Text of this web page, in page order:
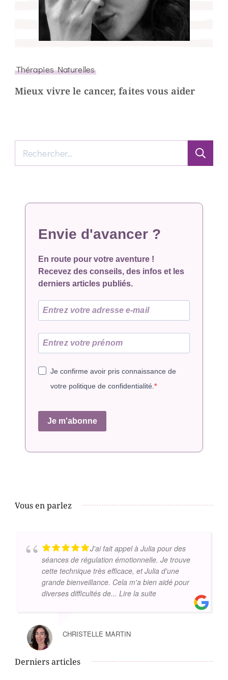
Thérapies Naturelles
Mieux vivre le cancer, faites vous aider
Rechercher :
Envie d'avancer ?
En route pour votre aventure !
Recevez des conseils, des infos et les
derniers articles publiés.
Je confirme avoir pris connaissance de
votre politique de confidentialité.
Je m'abonne
Vous en parlez
J'ai fait appel à Julia pour des
séances de régulation émotionnelle. Je trouve
cette technique très efficace, et Julia d'une
grande bienveillance. Cela m'a bien aidé pour
diverses difficultés de... Lire la suite
CHRISTELLE MARTIN
Derniers articles